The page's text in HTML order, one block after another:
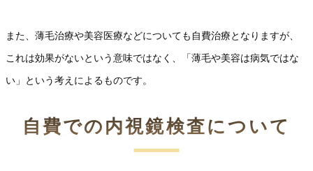
また、薄毛治療や美容医療などについても自費治療となりますが、
これは効果がないという意味ではなく、「薄毛や美容は病気ではな
い」という考えによるものです。
自費での内視鏡検査について